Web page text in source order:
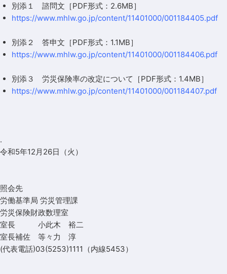
別添１ 諮問文［PDF形式：2.6MB］
https://www.mhlw.go.jp/content/11401000/001184405.pdf
別添２ 答申文［PDF形式：1.1MB］
https://www.mhlw.go.jp/content/11401000/001184406.pdf
別添３ 労災保険率の改定について［PDF形式：1.4MB］
https://www.mhlw.go.jp/content/11401000/001184407.pdf
.
令和5年12月26日（火）
照会先
労働基準局 労災管理課
労災保険財政数理室
室長 小此木 裕二
室長補佐 等々力 淳
(代表電話)03(5253)1111（内線5453）